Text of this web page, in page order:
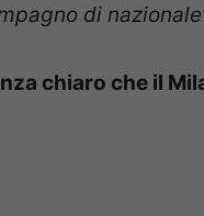
di
chiaro che il